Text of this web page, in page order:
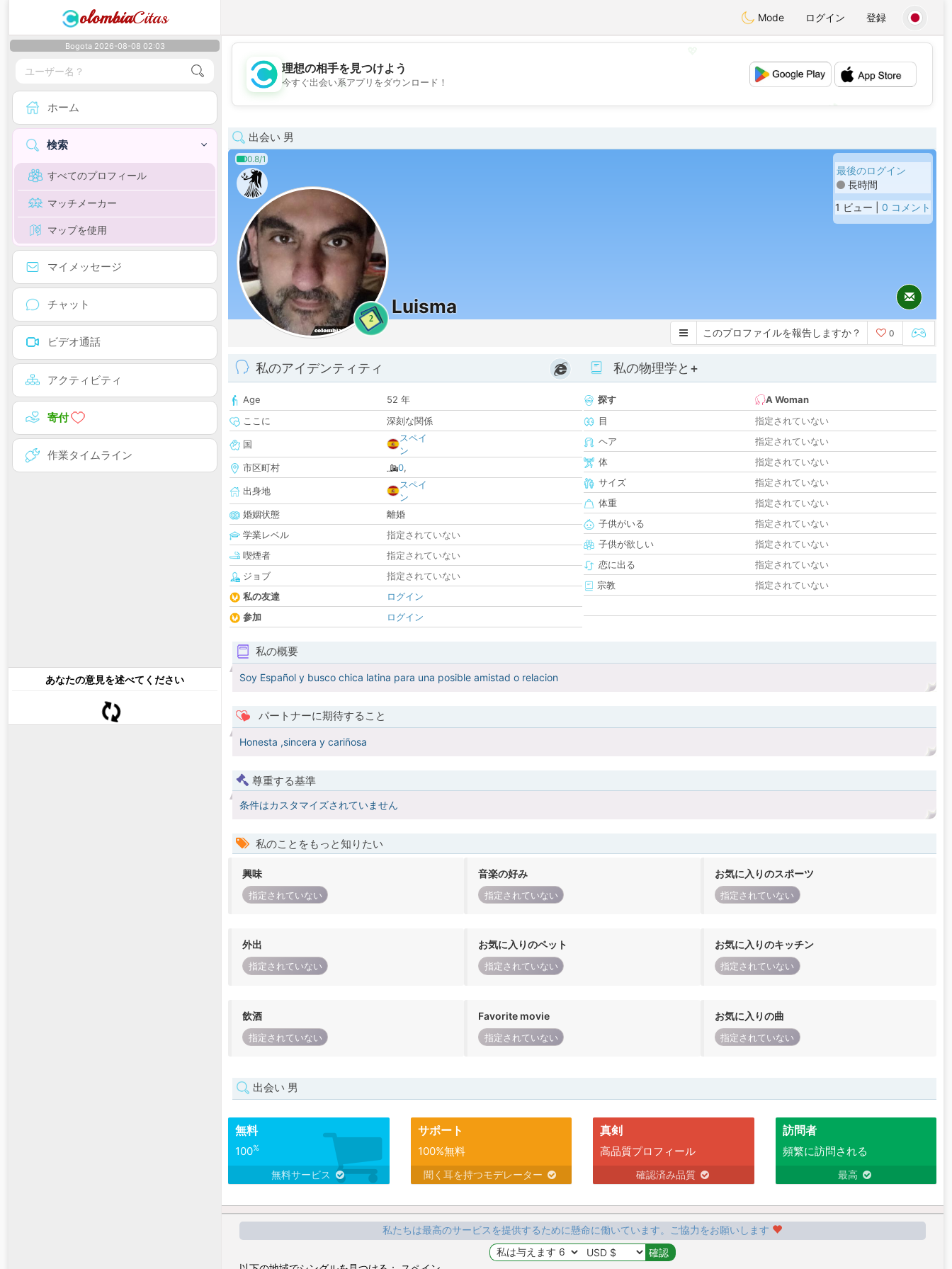
olombiaCitas Mode ログイン 登録
Bogota 2026-08-08 02:03
ホーム
検索
すべてのプロフィール
マッチメーカー
マップを使用
マイメッセージ
チャット
ビデオ通話
アクティビティ
寄付
作業タイムライン
あなたの意見を述べてください
💖
💕
理想の相手を見つけよう
今すぐ出会い系アプリをダウンロード！
出会い 男
0.8/1
2
Luisma
最後のログイン
長時間
1 ビュー | 0 コメント
このプロファイルを報告しますか？ 0
私のアイデンティティ
Age
52 年
ここに
深刻な関係
国
スペイ
ン
市区町村
0,
出身地
スペイ
ン
婚姻状態
離婚
学業レベル
指定されていない
喫煙者
指定されていない
ジョブ
指定されていない
私の友達
ログイン
参加
ログイン
私の物理学と+
探す
A Woman
目
指定されていない
ヘア
指定されていない
体
指定されていない
サイズ
指定されていない
体重
指定されていない
子供がいる
指定されていない
子供が欲しい
指定されていない
恋に出る
指定されていない
宗教
指定されていない
私の概要
Soy Español y busco chica latina para una posible amistad o relacion
パートナーに期待すること
Honesta ,sincera y cariñosa
尊重する基準
条件はカスタマイズされていません
私のことをもっと知りたい
興味
指定されていない
音楽の好み
指定されていない
お気に入りのスポーツ
指定されていない
外出
指定されていない
お気に入りのペット
指定されていない
お気に入りのキッチン
指定されていない
飲酒
指定されていない
Favorite movie
指定されていない
お気に入りの曲
指定されていない
出会い 男
無料
100%
無料サービス
サポート
100%無料
聞く耳を持つモデレーター
真剣
高品質プロフィール
確認済み品質
訪問者
頻繁に訪問される
最高
私たちは最高のサービスを提供するために懸命に働いています。ご協力をお願いします